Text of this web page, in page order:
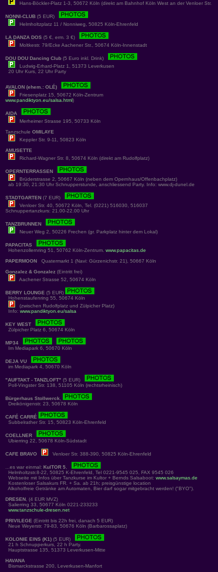
Hans-Böckler-Platz 1-3, 50672 Köln (direkt am Bahnhof Köln West an der Venloer Str.
NONNI-CLUB (5 EUR)
Helmholtzplatz 11 / Nonniweg, 50825 Köln-Ehrenfeld
LA DANZA DOS (5 €, erm. 3 €)
Moltkestr. 79/Ecke Aachener Str., 50674 Köln-Innenstadt
DOU DOU Dancing Club (5 Euro inkl. Drink)
Ludwig-Erhard-Platz 1, 51373 Leverkusen
20 Uhr Kurs, 22 Uhr Party
AVALON (ehem.: OLÉ)
Friesenplatz 15, 50672 Köln-Zentrum
www.pandiktyon.eu/salsa.html)
AIDA
Merheimer Strasse 195, 50733 Köln
Tanzschule OMILAYE
Keppler Str. 9-11, 50823 Köln
AMUSETTE
Richard-Wagner Str. 8, 50674 Köln (direkt am Rudolfplatz)
OPERNTERRASSEN
Brüderstrasse 2, 50667 Köln (neben dem Opernhaus/Offenbachplatz)
ab 19:30, 21:30 Uhr Schnupperstunde, anschliessend Party. Info: www.dj-dunel.de
STADTGARTEN (7 EUR)
Venloer Str. 40, 50672 Köln, Tel. (0221) 516030, 516037
Schnuppertanzkurs: 21.00-22.00 Uhr
TANZBRUNNEN
Neuer Weg 2, 50226 Frechen (gr. Parkplatz hinter dem Lokal)
PAPACITAS
Hohenzollernring 51, 50762 Köln-Zentrum. www.papacitas.de
PAPERMOON Quatermarkt 1 (Navi: Gürzenichstr. 21), 50667 Köln
Gonzalez & Gonzalez (Eintritt frei)
Aachener Strasse 52, 50674 Köln
BERRY LOUNGE (5 EUR)
Hohenstaufenring 55, 50674 Köln
(zwischen Rudolfplatz und Zülpicher Platz)
Info: www.pandiktyon.eu/salsa
KEY WEST
Zülpicher Platz 6, 50674 Köln
MP34
Im Mediapark 6, 50670 Köln
DEJA VU
im Mediapark 4, 50670 Köln
"AUFTAKT - TANZLOFT" (5 EUR)
Poll-Vingster Str. 138, 51105 Köln (rechtsrheinisch)
Bürgerhaus Stollwerck,
Dreikönigenstr. 23, 50678 Köln
CAFÉ CARRÉ
Subbelrather Str. 15, 50823 Köln-Ehrenfeld
COELLNER
Ubierring 22, 50678 Köln-Südstadt
CAFE BRAVO Venloer Str. 388-390, 50825 Köln-Ehrenfeld
...es war einmal: KulTOR 5,
Helmholtzstr.8-22, 50825 K-Ehrenfeld, Tel 0221-9545 025, FAX 9545 026
Webseite mit Infos über Tanzkurse im Kultor + Bernds Salsaboot: www.salsaymas.de
Kostenloser Salsakurs FR. + Sa. ab 21h; preisgünstige location
Alkoholfreie Getränke am Automaten, Bier darf sogar mitgebracht werden! ("BYO").
DRESEN, (4 EUR MVZ)
Salierring 33, 50677 Köln 0221-233233
www.tanzschule-dresen.net
PRIVILEGE (Eintritt bis 22h frei, danach 5 EUR)
Neue Weyerstr. 79-83, 50676 Köln (Barbarossaplatz)
KOLONIE EINS (K1) (5 EUR)
21 h Schnupperkurs, 22 h Party.
Hauptstrasse 135, 51373 Leverkusen-Mitte
HAVANA
Bismarckstrasse 200, Leverkusen-Manfort